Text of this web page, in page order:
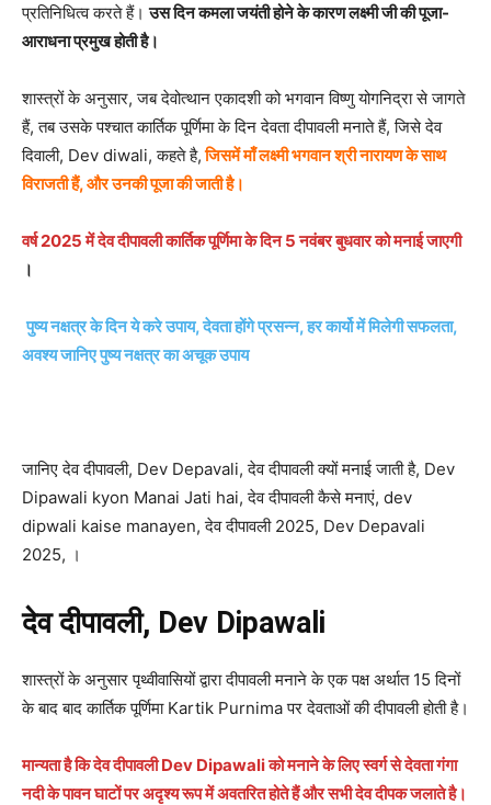
प्रतिनिधित्व करते हैं।उस दिन कमला जयंती होने के कारण लक्ष्मी जी की पूजा-
आराधना प्रमुख होती है।
शास्त्रों के अनुसार, जब देवोत्थान एकादशी को भगवान विष्णु योगनिद्रा से जागते
हैं, तब उसके पश्चात कार्तिक पूर्णिमा के दिन देवता दीपावली मनाते हैं, जिसे देव
दिवाली, Dev diwali, कहते है,जिसमें माँ लक्ष्मी भगवान श्री नारायण के साथ
विराजती हैं, और उनकी पूजा की जाती है।
वर्ष 2025 में देव दीपावली कार्तिक पूर्णिमा के दिन 5 नवंबर बुधवार को मनाई जाएगी
।
पुष्य नक्षत्र के दिन ये करे उपाय, देवता होंगे प्रसन्न, हर कार्यो में मिलेगी सफलता,
अवश्य जानिए पुष्य नक्षत्र का अचूक उपाय
जानिए देव दीपावली, Dev Depavali, देव दीपावली क्यों मनाई जाती है, Dev
Dipawali kyon Manai Jati hai, देव दीपावली कैसे मनाएं, dev
dipwali kaise manayen, देव दीपावली 2025, Dev Depavali
2025, ।
देव दीपावली, Dev Dipawali
शास्त्रों के अनुसार पृथ्वीवासियों द्वारा दीपावली मनाने के एक पक्ष अर्थात 15 दिनों
के बाद बाद कार्तिक पूर्णिमा Kartik Purnima पर देवताओं की दीपावली होती है।
मान्यता है कि देव दीपावली Dev Dipawali को मनाने के लिए स्वर्ग से देवता गंगा
नदी के पावन घाटों पर अदृश्य रूप में अवतरित होते हैं और सभी देव दीपक जलाते है।